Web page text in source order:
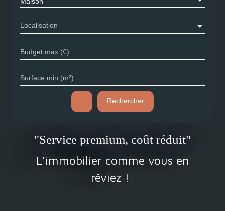
Maison
Localisation
Budget max (€)
Surface min (m²)
"Service premium, coût réduit"
L|